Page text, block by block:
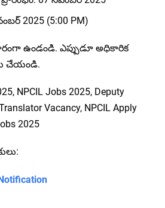
2025 (5:00 PM)
ఉండండి. ఎప్పుడూ అధికారిక
చేయండి.
NPCIL Jobs 2025, Deputy
Vacancy, NPCIL Apply
2025